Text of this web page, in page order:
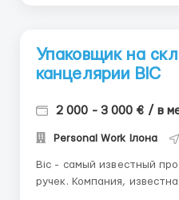
Упаковщик на
канцелярии BIC
2 000 - 3 000 € / в
Personal Work Ілона
Bic - cамый известный
ручек. Компания,